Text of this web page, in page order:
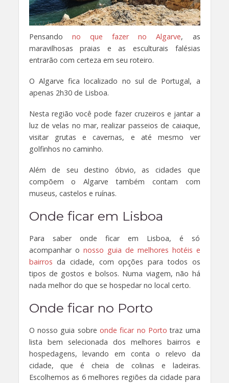
Pensando no que fazer no Algarve, as
maravilhosas praias e as esculturais falésias
entrarão com certeza em seu roteiro.
O Algarve fica localizado no sul de Portugal, a
apenas 2h30 de Lisboa.
Nesta região você pode fazer cruzeiros e jantar a
luz de velas no mar, realizar passeios de caiaque,
visitar grutas e cavernas, e até mesmo ver
golfinhos no caminho.
Além de seu destino óbvio, as cidades que
compõem o Algarve também contam com
museus, castelos e ruínas.
Onde ficar em Lisboa
Para saber onde ficar em Lisboa, é só
acompanhar o nosso guia de melhores hotéis e
bairros da cidade, com opções para todos os
tipos de gostos e bolsos. Numa viagem, não há
nada melhor do que se hospedar no local certo.
Onde ficar no Porto
O nosso guia sobre onde ficar no Porto traz uma
lista bem selecionada dos melhores bairros e
hospedagens, levando em conta o relevo da
cidade, que é cheia de colinas e ladeiras.
Escolhemos as 6 melhores regiões da cidade para